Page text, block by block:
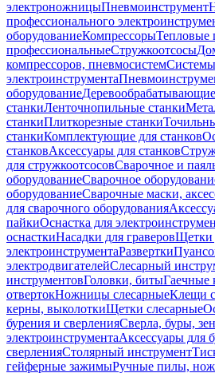
электроножницыПневмоинструмент
профессионального
оборудованиеКомпрессорыТепловые
профессиональныеСтружкоотсосы
компрессоров, пневмосистем
электроинструмента
оборудованиеДеревообрабатывающие
станкиЛенточнопильные станки
станкиПлиткорезные станки
станкиКомплектующие для станков
станковАксессуары для станков
для стружкоотсосовСварочное и
оборудованиеСварочное
оборудованиеСварочные маски,
для сварочного оборудования
пайкиОснастка для
оснасткиНасадки для граверовЩетки
электроинструментаРазвертки
электродвигателейСлесарный
инструментовГоловки, битыГаечные
отвертокНожницы слесарныеКлещи
керны, выколоткиЩетки слесарные
бурения и сверленияСверла, буры,
электроинструментаАксессуары для
сверленияСтолярный инструмент
гейферные зажимыРучные пилы,